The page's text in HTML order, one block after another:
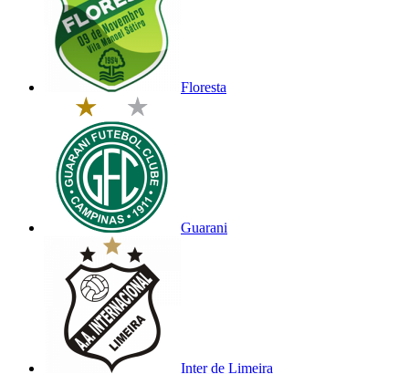
Floresta
Guarani
Inter de Limeira